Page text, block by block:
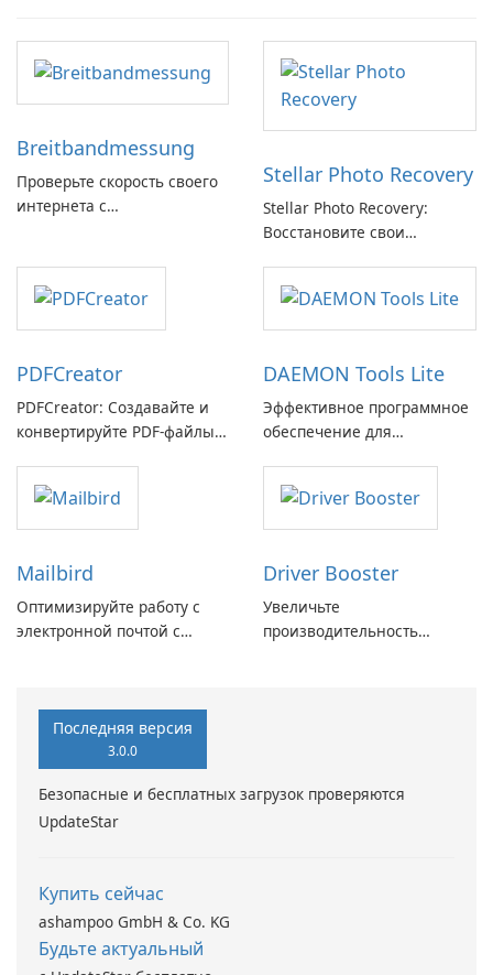
Breitbandmessung
Проверьте скорость своего
интернета с
Stellar Photo Recovery
Stellar Photo Recovery:
Восстановите свои
с легкостью
PDFCreator
PDFCreator: Создавайте и
конвертируйте PDF-файлы с
DAEMON Tools Lite
Эффективное программное
обеспечение для
Mailbird
Оптимизируйте работу с
электронной почтой с
Driver Booster
Увеличьте
производительность
Последняя версия
3.0.0
Безопасные и бесплатных загрузок проверяются
UpdateStar
Купить сейчас
ashampoo GmbH & Co. KG
Будьте актуальный